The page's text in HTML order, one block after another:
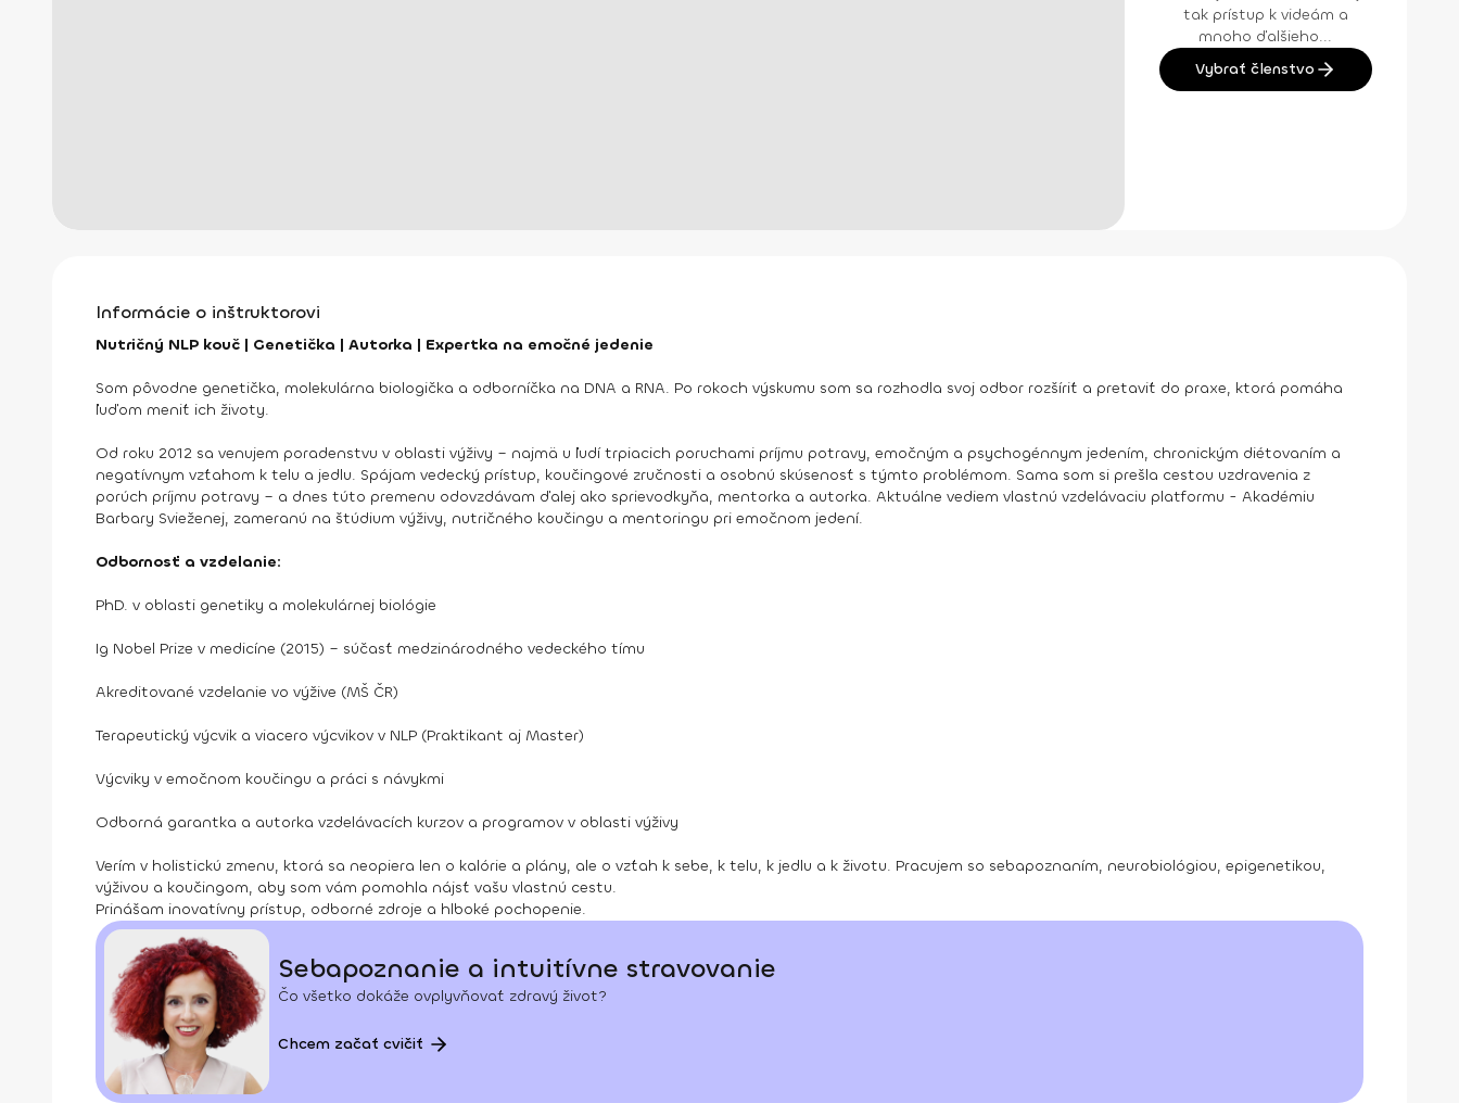
tak prístup k videám a
mnoho ďalšieho...
Vybrať členstvo
Informácie o inštruktorovi
Nutričný NLP kouč | Genetička | Autorka | Expertka na emočné jedenie
Som pôvodne genetička, molekulárna biologička a odborníčka na DNA a RNA. Po rokoch výskumu som sa rozhodla svoj odbor rozšíriť a pretaviť do praxe, ktorá pomáha
ľuďom meniť ich životy.
Od roku 2012 sa venujem poradenstvu v oblasti výživy – najmä u ľudí trpiacich poruchami príjmu potravy, emočným a psychogénnym jedením, chronickým diétovaním a
negatívnym vzťahom k telu a jedlu. Spájam vedecký prístup, koučingové zručnosti a osobnú skúsenosť s týmto problémom. Sama som si prešla cestou uzdravenia z
porúch príjmu potravy – a dnes túto premenu odovzdávam ďalej ako sprievodkyňa, mentorka a autorka. Aktuálne vediem vlastnú vzdelávaciu platformu - Akadémiu
Barbary Svieženej, zameranú na štúdium výživy, nutričného koučingu a mentoringu pri emočnom jedení.
Odbornosť a vzdelanie:
PhD. v oblasti genetiky a molekulárnej biológie
Ig Nobel Prize v medicíne (2015) – súčasť medzinárodného vedeckého tímu
Akreditované vzdelanie vo výžive (MŠ ČR)
Terapeutický výcvik a viacero výcvikov v NLP (Praktikant aj Master)
Výcviky v emočnom koučingu a práci s návykmi
Odborná garantka a autorka vzdelávacích kurzov a programov v oblasti výživy
Verím v holistickú zmenu, ktorá sa neopiera len o kalórie a plány, ale o vzťah k sebe, k telu, k jedlu a k životu. Pracujem so sebapoznaním, neurobiológiou, epigenetikou,
výživou a koučingom, aby som vám pomohla nájsť vašu vlastnú cestu.
Prinášam inovatívny prístup, odborné zdroje a hlboké pochopenie.
Sebapoznanie a intuitívne stravovanie
Čo všetko dokáže ovplyvňovať zdravý život?
Chcem začať cvičiť